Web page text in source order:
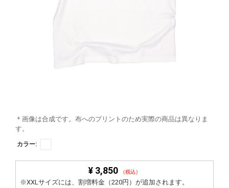
＊画像は合成です。布へのプリントのため実際の商品は異なりま
す。
カラー:
¥ 3,850 （税込）
※XXLサイズには、割増料金（220円）が追加されます。